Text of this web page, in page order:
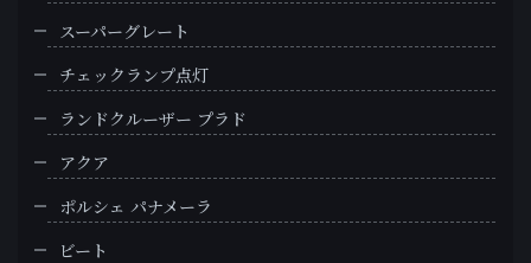
スーパーグレート
チェックランプ点灯
ランドクルーザー プラド
アクア
ポルシェ パナメーラ
ビート